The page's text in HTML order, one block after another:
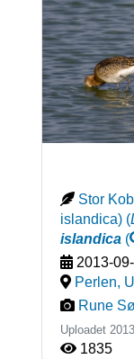
Stor
islandica) (
islandica(
2013-
Perlen,
Rune
Uploadet
1835